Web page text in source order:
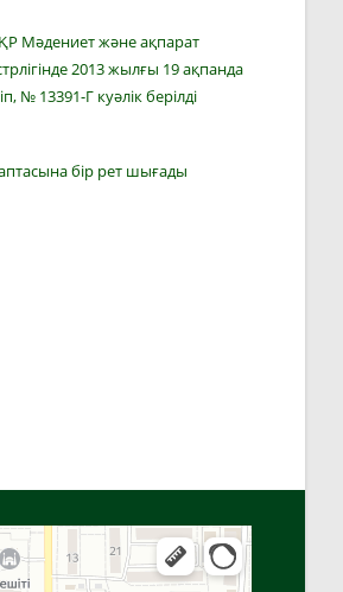
Мәдениет және ақпарат
2013 жылғы 19 ақпанда
№ 13391-Г куәлік берілді
бір рет шығады
орындарды іздеу